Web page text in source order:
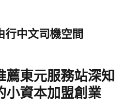
行中文司機空間
薦東元服務站深知
小資本加盟創業